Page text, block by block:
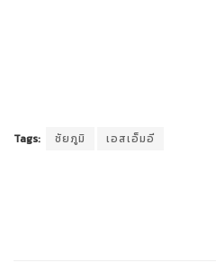
Tags: ชัยภูมิ เอสเอ็มอี